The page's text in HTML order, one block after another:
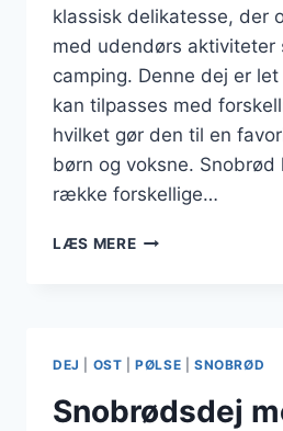
klassisk delikatesse, der
med udendørs aktiviteter
camping. Denne dej er
kan tilpasses med
hvilket gør den til en
børn og voksne. Snobrød
række forskellige…
LÆS MERESNOBRØDSDEJ
DEJ OST |PØLSE SNOBRØD
Snobrødsdej